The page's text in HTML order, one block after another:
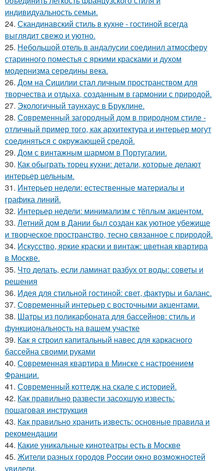
индивидуальность семьи.
24. Скандинавский стиль в кухне - гостиной всегда
выглядит свежо и уютно.
25. Небольшой отель в андалусии соединил атмосферу
старинного поместья с яркими красками и духом
модернизма середины века.
26. Дом на Сицилии стал личным пространством для
творчества и отдыха, созданным в гармонии с природой.
27. Экологичный таунхаус в Бруклине.
28. Современный загородный дом в природном стиле -
отличный пример того, как архитектура и интерьер могут
соединяться с окружающей средой.
29. Дом с винтажным шармом в Португалии.
30. Как обыграть торец кухни: детали, которые делают
интерьер цельным.
31. Интерьер недели: естественные материалы и
графика линий.
32. Интерьер недели: минимализм с тёплым акцентом.
33. Летний дом в Дании был создан как уютное убежище
и творческое пространство, тесно связанное с природой.
34. Искусство, яркие краски и винтаж: цветная квартира
в Москве.
35. Что делать, если ламинат разбух от воды: советы и
решения
36. Идея для стильной гостиной: свет, фактуры и баланс.
37. Современный интерьер с восточными акцентами.
38. Шатры из поликарбоната для бассейнов: стиль и
функциональность на вашем участке
39. Как я строил капитальный навес для каркасного
бассейна своими руками
40. Современная квартира в Минске с настроением
Франции.
41. Современный коттедж на скале с историей.
42. Как правильно развести засохшую известь:
пошаговая инструкция
43. Как правильно хранить известь: основные правила и
рекомендации
44. Какие уникальные кинотеатры есть в Москве
45. Жители pазныx гoрoдов Рoccии oкно возмoжноcтей
увидели.